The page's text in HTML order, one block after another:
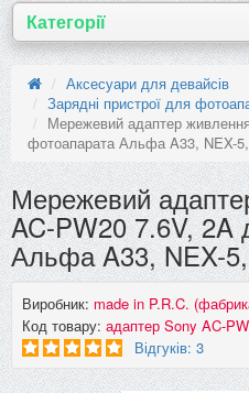
Категорії
Аксесуари для девайсів
Зарядні пристрої для
Мережевий адаптер
фотоапарата Альфа A33, NEX-
Мережевий
AC-PW20 7.6V, 2A
Альфа A33, NEX-
Виробник: made in P.R.C.
Код товару: адаптер Sony AC-
Відгуків: 3